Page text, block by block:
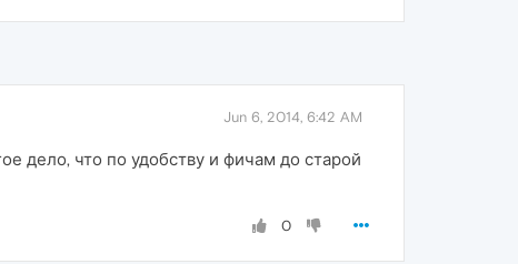
Jun 6, 2014, 6:42 AM
дело, что по удобству и фичам до старой
0